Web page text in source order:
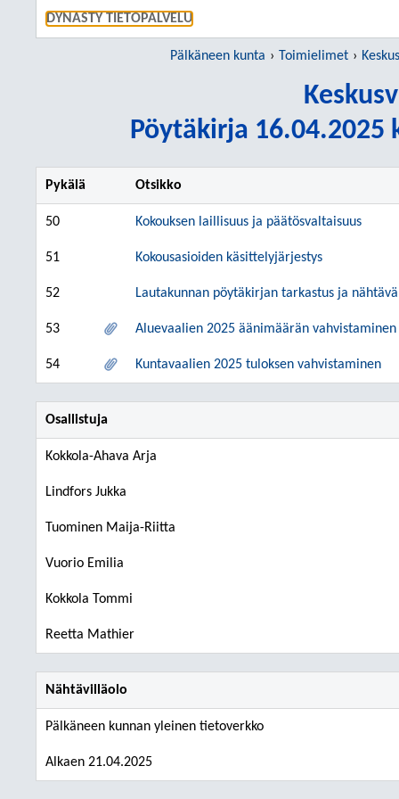
DYNASTY TIETOPALVELU
Pälkäneen kunta Toimielimet
Pöytäkirja 16.04.2025
Pykälä Otsikko
50 Kokouksen laillisuus ja päätösvaltaisuus
51 Kokousasioiden käsittelyjärjestys
52 Lautakunnan pöytäkirjan tarkastus ja
53 Aluevaalien 2025 äänimäärän
54 Kuntavaalien 2025 tuloksen vahvistaminen
Osallistuja
Kokkola-Ahava Arja
Lindfors Jukka
Tuominen Maija-Riitta
Vuorio Emilia
Kokkola Tommi
Reetta Mathier
Nähtävilläolo
Pälkäneen kunnan yleinen tietoverkko
Alkaen 21.04.2025